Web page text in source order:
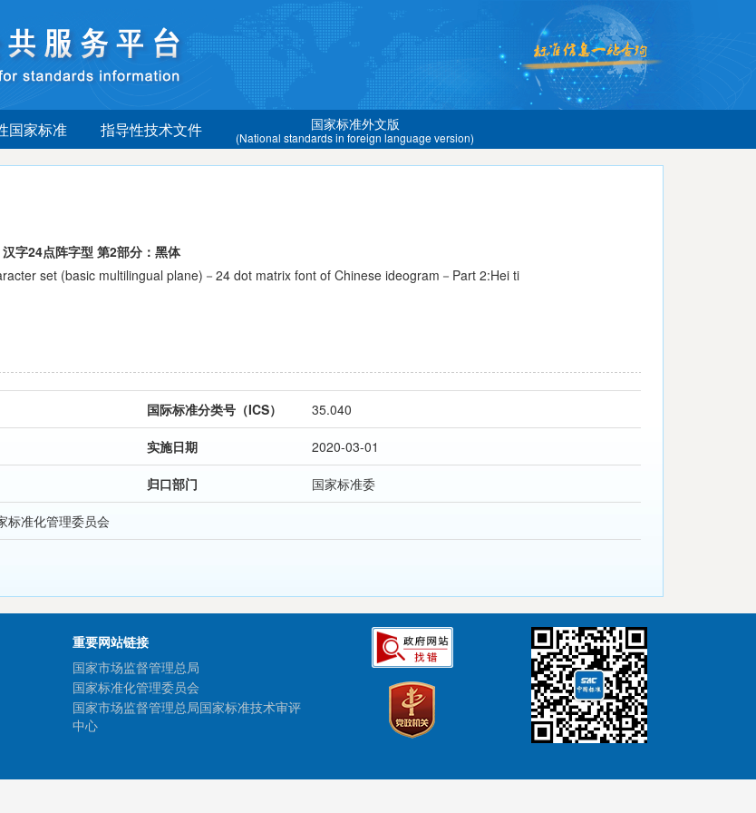
国家标准 指导性技术文件 国家标准外文版
(National standards in foreign language version)
字24点阵字型 第2部分：黑体
set (basic multilingual plane)－24 dot matrix font of Chinese ideogram－Part 2:Hei ti
国际标准分类号（ICS） 35.040
实施日期 2020-03-01
归口部门 国家标准委
标准化管理委员会
重要网站链接
国家市场监督管理总局
国家标准化管理委员会
国家市场监督管理总局国家标准技术审评
中心